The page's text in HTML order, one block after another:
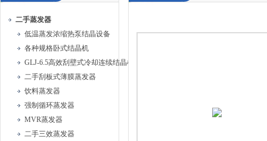
二手蒸发器
低温蒸发浓缩热泵结晶设备
各种规格卧式结晶机
GLJ-6.5高效刮壁式冷却连续结晶机
二手刮板式薄膜蒸发器
饮料蒸发器
强制循环蒸发器
MVR蒸发器
二手三效蒸发器